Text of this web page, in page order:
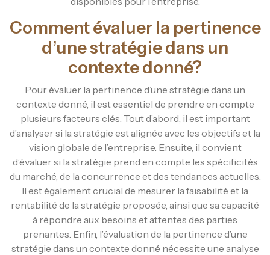
Comment évaluer la pertinence
d’une stratégie dans un
contexte donné?
Pour évaluer la pertinence d’une stratégie dans un
contexte donné, il est essentiel de prendre en compte
plusieurs facteurs clés. Tout d’abord, il est important
d’analyser si la stratégie est alignée avec les objectifs et la
vision globale de l’entreprise. Ensuite, il convient
d’évaluer si la stratégie prend en compte les spécificités
du marché, de la concurrence et des tendances actuelles.
Il est également crucial de mesurer la faisabilité et la
rentabilité de la stratégie proposée, ainsi que sa capacité
à répondre aux besoins et attentes des parties
prenantes. Enfin, l’évaluation de la pertinence d’une
stratégie dans un contexte donné nécessite une analyse